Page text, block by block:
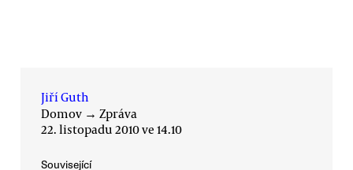
Jiří Guth
Domov → Zpráva
22. listopadu 2010 ve 14.10
Související